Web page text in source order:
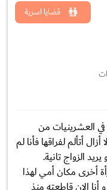
قضايا اسرية
في العشرينيات من
أتألم لفراقها فأنا لم
الزواج تانية.
أخرى مكان أمي لهذا